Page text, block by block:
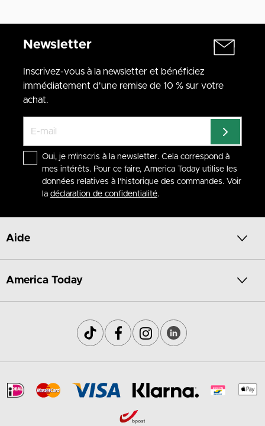
Newsletter
Inscrivez-vous à la newsletter et bénéficiez
immédiatement d'une remise de 10 % sur votre
achat.
Oui, je m'inscris à la newsletter. Cela correspond à
mes intérêts. Pour ce faire, America Today utilise les
données relatives à l'historique des commandes. Voir
la déclaration de confidentialité.
Aide
America Today